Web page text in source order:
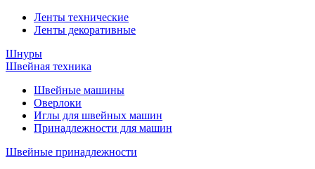
Ленты технические
Ленты декоративные
Шнуры
Швейная техника
Швейные машины
Оверлоки
Иглы для швейных машин
Принадлежности для машин
Швейные принадлежности